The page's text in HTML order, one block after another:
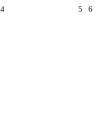
4 5
6